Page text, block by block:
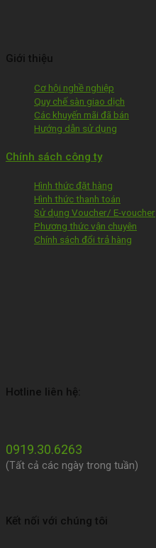
Giới thiệu
Cơ hội nghề nghiệp
Quy chế sàn giao dịch
Các khuyến mãi đã bán
Hướng dẫn sử dụng
Chính sách công ty
Hình thức đặt hàng
Hình thức thanh toán
Sử dụng Voucher/ E-voucher
Phương thức vận chuyên
Chính sách đổi trả hàng
Hotline liên hệ:
0919.30.6263
(Tất cả các ngày trong tuần)
Kết nối với chúng tôi